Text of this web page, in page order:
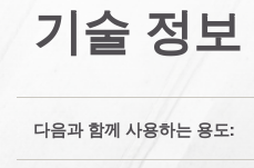
기술 정보
다음과 함께 사용하는 용도: